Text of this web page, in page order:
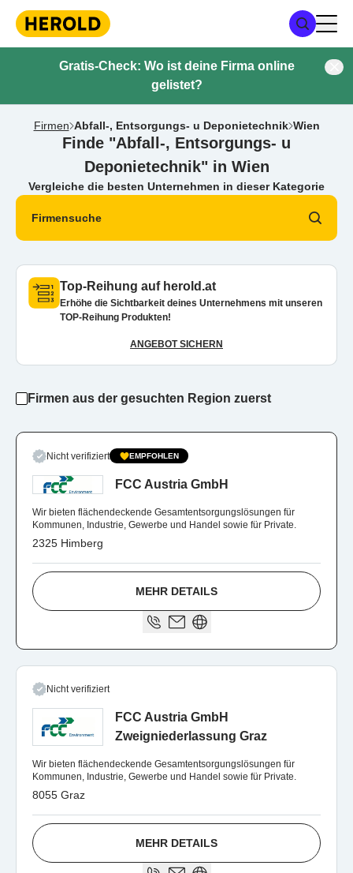
Gratis-Check: Wo ist deine Firma online
gelistet?
Firmen Abfall-, Entsorgungs- u Deponietechnik Wien
Finde "Abfall-, Entsorgungs- u
Deponietechnik" in Wien
Vergleiche die besten Unternehmen in dieser Kategorie
Firmensuche
Top-Reihung auf herold.at
Erhöhe die Sichtbarkeit deines Unternehmens mit unseren
TOP-Reihung Produkten!
ANGEBOT SICHERN
Firmen aus der gesuchten Region zuerst
Nicht verifiziert EMPFOHLEN
FCC Austria GmbH
Wir bieten flächendeckende Gesamtentsorgungslösungen für
Kommunen, Industrie, Gewerbe und Handel sowie für Private.
2325 Himberg
MEHR DETAILS
Nicht verifiziert
FCC Austria GmbH
Zweigniederlassung Graz
Wir bieten flächendeckende Gesamtentsorgungslösungen für
Kommunen, Industrie, Gewerbe und Handel sowie für Private.
8055 Graz
MEHR DETAILS